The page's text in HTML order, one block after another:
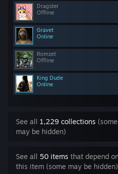
Dragster
Offline
Gravet
Online
Romzet
Offline
King Dude
Online
See all 1,229 collections (some
may be hidden)
See all 50 items that depend
this item (some may be hidden)
Add to Collection
Subscribe to download
ArmSTALKER ONLINE
ArmSTALKER Оnline - Уникальная
основе ARMA 3 по вселенной
родоначальником развития
мод больше похож на MMO игру,
атмосфера окружения и общение
в рамках Role Play дает